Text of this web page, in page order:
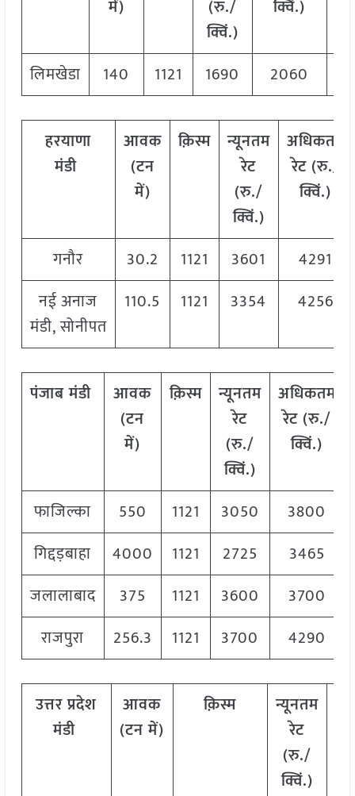
में)
(रु./
क्विं.)
क्विं.)
लिमखेडा 140 1121 1690 2060
हरयाणा
मंडी
आवक
(टन
में)
क़िस्म
न्यूनतम
रेट
(रु./
क्विं.)
अधिकतम
रेट (रु./
क्विं.)
गनौर 30.2 1121 3601
4291
नई अनाज
मंडी, सोनीपत
110.5 1121 3354 4256
पंजाब मंडी
आवक
(टन
में)
क़िस्म
न्यूनतम
रेट
(रु./
क्विं.)
अधिकतम
रेट (रु./
क्विं.)
फाजिल्का 550 1121 3050
3800
गिद्दड़बाहा
4000 1121 2725
3465
जलालाबाद
375 1121 3600
3700
राजपुरा
256.3 1121 3700 4290
उत्तर प्रदेश
मंडी
आवक
(टन में)
क़िस्म
न्यूनतम
रेट
(रु./
क्विं.)